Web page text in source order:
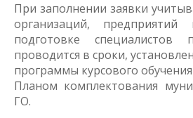
При заполнении заявки
организаций,
подготовке
проводится в сроки,
программы курсового
Планом комплектования
ГО.